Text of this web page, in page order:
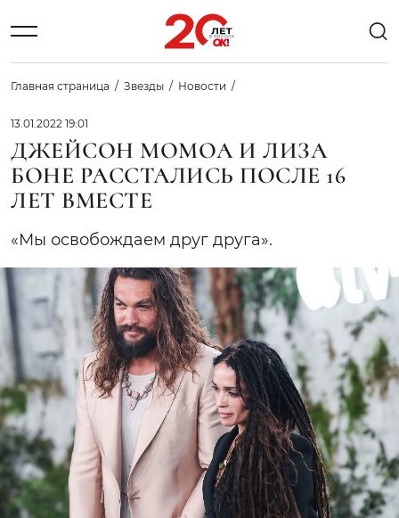
Главная страница Звезды Новости
13.01.2022 19:01
ДЖЕЙСОН МОМОА И ЛИЗА
БОНЕ РАССТАЛИСЬ ПОСЛЕ 16
ЛЕТ ВМЕСТЕ
«Мы освобождаем друг друга».